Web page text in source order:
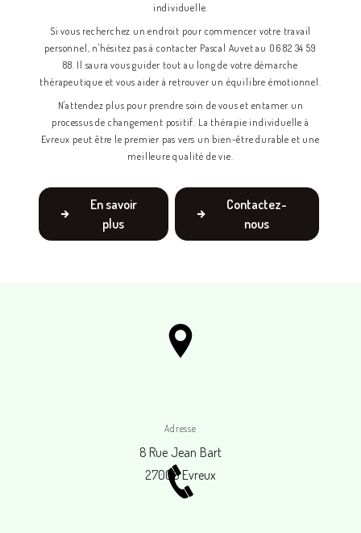
individuelle.
Si vous recherchez un endroit pour commencer votre travail
personnel, n'hésitez pas à contacter Pascal Auvet au 06 82 34 59
88. Il saura vous guider tout au long de votre démarche
thérapeutique et vous aider à retrouver un équilibre émotionnel.
N'attendez plus pour prendre soin de vous et entamer un
processus de changement positif. La thérapie individuelle à
Evreux peut être le premier pas vers un bien-être durable et une
meilleure qualité de vie.
En savoir
plus
Contactez-
nous
Adresse
8 Rue Jean Bart
27000 Evreux